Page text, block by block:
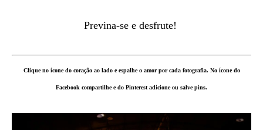
Previna-se e desfrute!
Clique no ícone do coração ao lado e espalhe o amor por cada fotografia. No ícone do
Facebook compartilhe e do Pinterest adicione ou salve pins.